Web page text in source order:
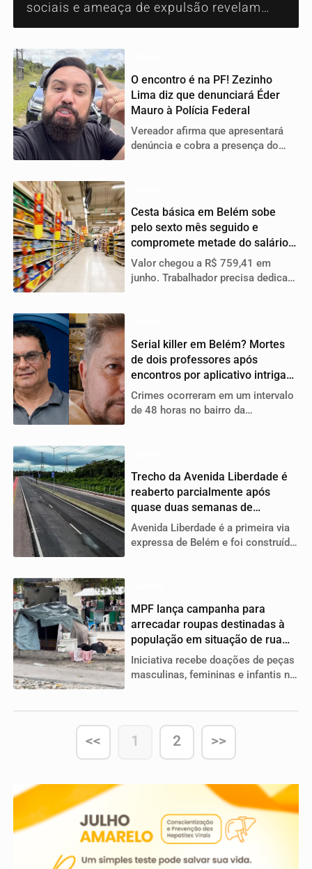
sociais e ameaça de expulsão revelam
crise interna no partido na capital
O encontro é na PF! Zezinho
Lima diz que denunciará Éder
Mauro à Polícia Federal
Vereador afirma que apresentará
denúncia e cobra a presença do
Cesta básica em Belém sobe
pelo sexto mês seguido e
compromete metade do salário
mínimo
Valor chegou a R$ 759,41 em
junho. Trabalhador precisa dedicar
Serial killer em Belém? Mortes
de dois professores após
encontros por aplicativo intrigam
a polícia
Crimes ocorreram em um intervalo
de 48 horas no bairro da
Trecho da Avenida Liberdade é
reaberto parcialmente após
quase duas semanas de
interdição
Avenida Liberdade é a primeira via
expressa de Belém e foi construída
MPF lança campanha para
arrecadar roupas destinadas à
população em situação de rua
em Belém
Iniciativa recebe doações de peças
masculinas, femininas e infantis na
pessoas em vulnerabilidade
<< 1 2 >>